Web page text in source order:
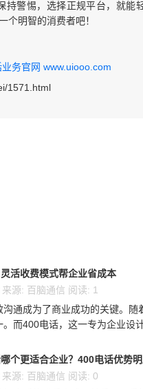
持警惕，选择正规平台，就能
个明智的消费者吧！
务官网 www.uiooo.com
1571.html
活收费模式帮企业省成本
源: 百脑通信 阅读: 1
通成为了商业成功的关键。随
而400电话，这一专为企业设
个更适合企业？400电话优势
源: 百脑通信 阅读: 0